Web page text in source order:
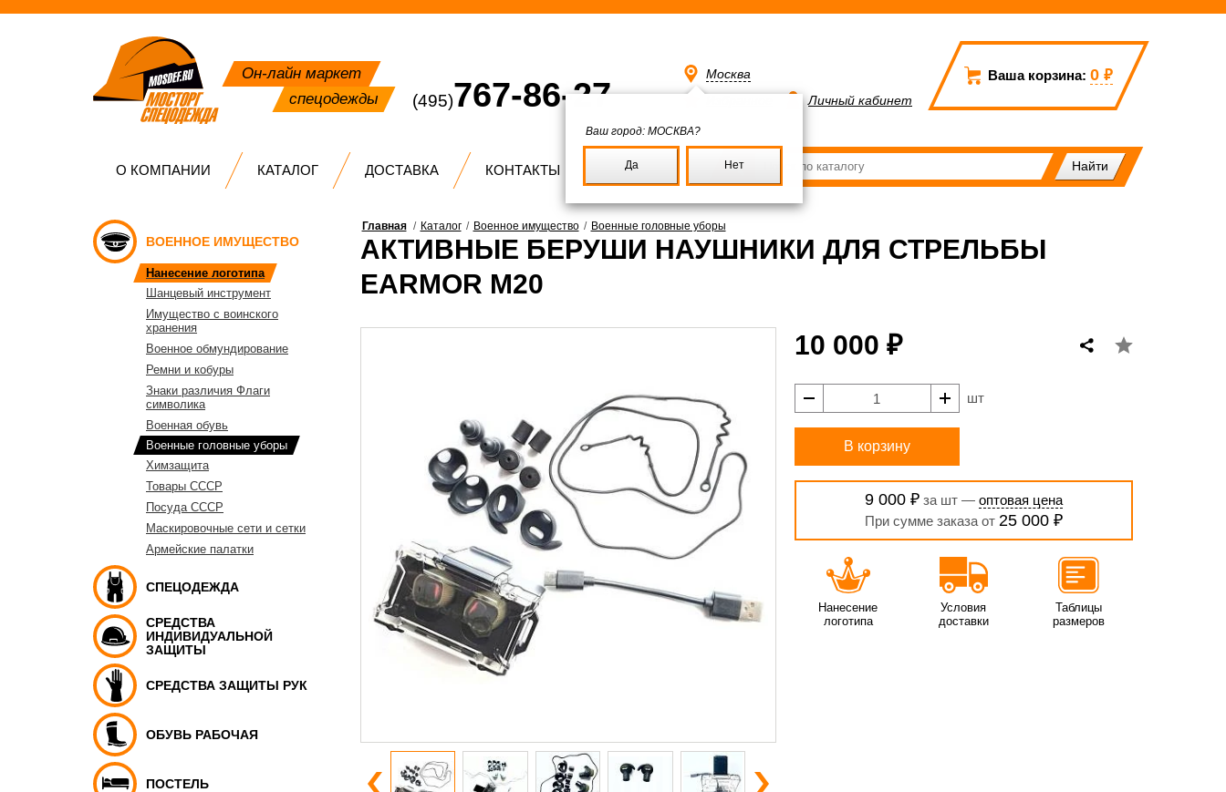
Он-лайн маркет
спецодежды
(495)767-86-27
Ваша корзина: 0 ₽
Москва
Ваш город: МОСКВА?
Да Нет
Личный кабинет
О КОМПАНИИ КАТАЛОГ ДОСТАВКА КОНТАКТЫ
ВОЕННОЕ ИМУЩЕСТВО
Нанесение логотипа
Шанцевый инструмент
Имущество с воинского
хранения
Военное обмундирование
Ремни и кобуры
Знаки различия Флаги
символика
Военная обувь
Военные головные уборы
Химзащита
Товары СССР
Посуда СССР
Маскировочные сети и сетки
Армейские палатки
СПЕЦОДЕЖДА
СРЕДСТВА
ИНДИВИДУАЛЬНОЙ
ЗАЩИТЫ
СРЕДСТВА ЗАЩИТЫ РУК
ОБУВЬ РАБОЧАЯ
ПОСТЕЛЬ
Главная / Каталог / Военное имущество / Военные головные уборы
АКТИВНЫЕ БЕРУШИ НАУШНИКИ ДЛЯ СТРЕЛЬБЫ
EARMOR M20
10 000 ₽
шт
В корзину
9 000 ₽за шт — оптовая цена
При сумме заказа от 25 000 ₽
Нанесение
логотипа
Условия
доставки
Таблицы
размеров